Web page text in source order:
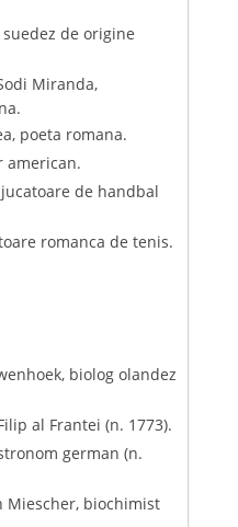
de origine
Miranda,
poeta romana.
american.
de handbal
romanca de tenis.
biolog olandez
al Frantei (n. 1773).
german (n.
Miescher, biochimist